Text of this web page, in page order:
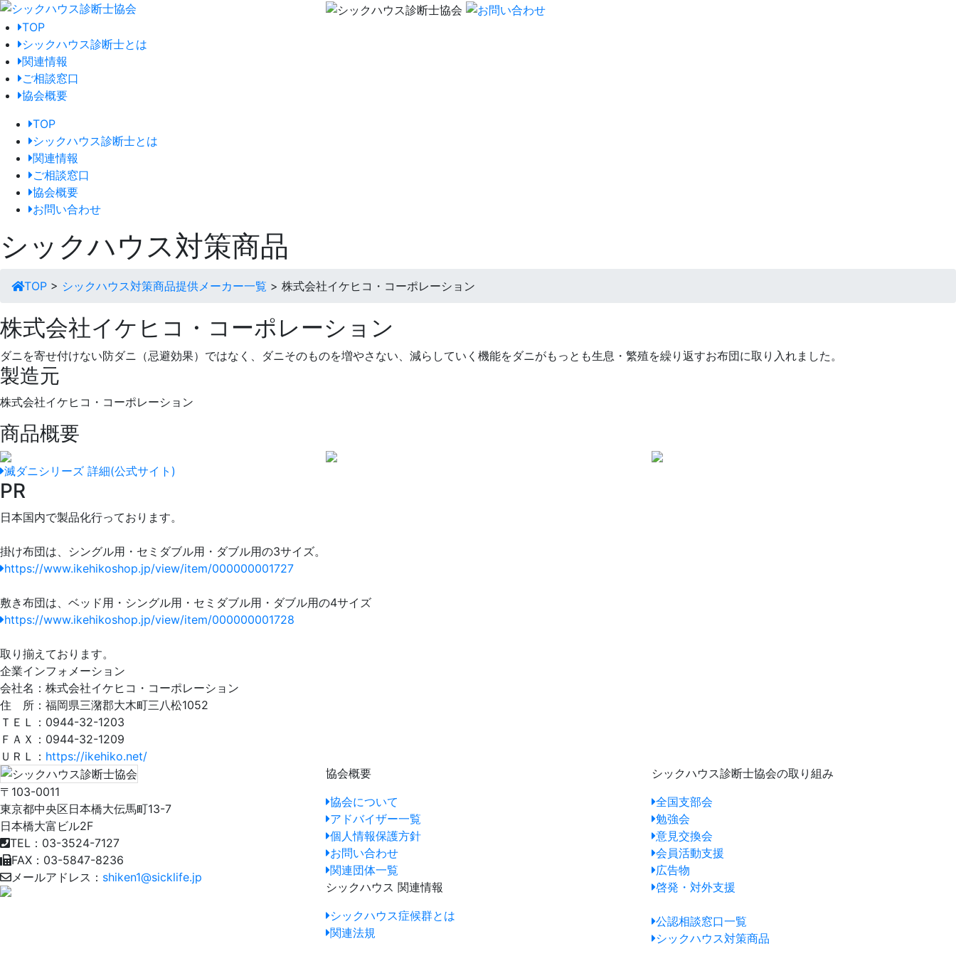
TOP
シックハウス診断士とは
関連情報
ご相談窓口
協会概要
TOP
シックハウス診断士とは
関連情報
ご相談窓口
協会概要
お問い合わせ
シックハウス対策商品
TOP > シックハウス対策商品提供メーカー一覧 > 株式会社イケヒコ・コーポレーション
株式会社イケヒコ・コーポレーション
ダニを寄せ付けない防ダニ（忌避効果）ではなく、ダニそのものを増やさない、減らしていく機能をダニがもっとも生息・繁殖を繰り返すお布団に取り入れました。
製造元
株式会社イケヒコ・コーポレーション
商品概要
滅ダニシリーズ 詳細(公式サイト)
PR
日本国内で製品化行っております。
掛け布団は、シングル用・セミダブル用・ダブル用の3サイズ。
https://www.ikehikoshop.jp/view/item/000000001727
敷き布団は、ベッド用・シングル用・セミダブル用・ダブル用の4サイズ
https://www.ikehikoshop.jp/view/item/000000001728
取り揃えております。
企業インフォメーション
会社名：株式会社イケヒコ・コーポレーション
住 所：福岡県三潴郡大木町三八松1052
ＴＥＬ：0944-32-1203
ＦＡＸ：0944-32-1209
ＵＲＬ： https://ikehiko.net/
〒103-0011
東京都中央区日本橋大伝馬町13-7
日本橋大富ビル2F
TEL：03-3524-7127
FAX：03-5847-8236
メールアドレス： shiken1@sicklife.jp
協会概要
協会について
アドバイザー一覧
個人情報保護方針
お問い合わせ
関連団体一覧
シックハウス 関連情報
シックハウス症候群とは
関連法規
シックハウス診断士協会の取り組み
全国支部会
勉強会
意見交換会
会員活動支援
広告物
啓発・対外支援
公認相談窓口一覧
シックハウス対策商品